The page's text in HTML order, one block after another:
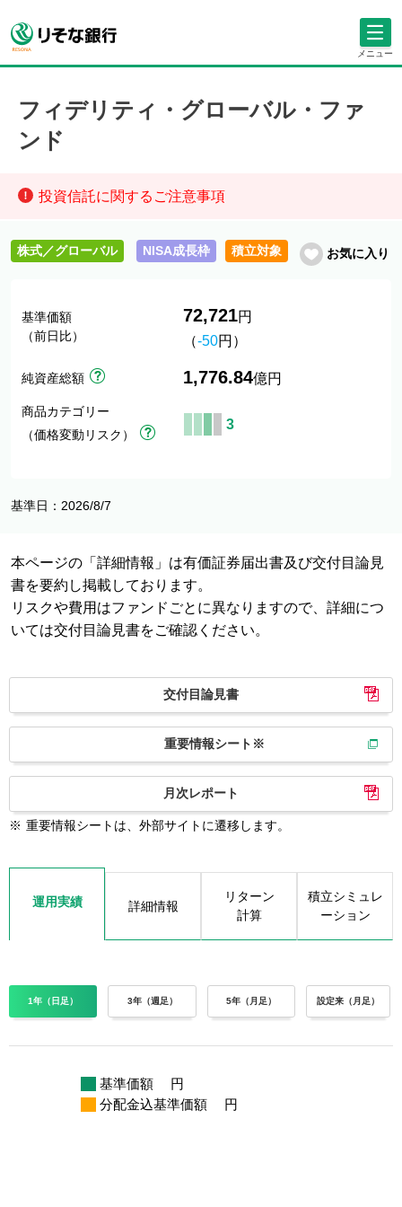
メニュー
フィデリティ・グローバル・ファ
ンド
投資信託に関するご注意事項
株式／グローバル NISA成長枠 積立対象 お気に入り
基準価額
（前日比）
72,721円
（-50円）
純資産総額 1,776.84億円
商品カテゴリー
（価格変動リスク）
3
基準日：2026/8/7
本ページの「詳細情報」は有価証券届出書及び交付目論見
書を要約し掲載しております。
リスクや費用はファンドごとに異なりますので、詳細につ
いては交付目論見書をご確認ください。
交付目論見書
重要情報シート※
月次レポート
※ 重要情報シートは、外部サイトに遷移します。
運用実績 詳細情報
リターン
計算
積立シミュレ
ーション
1年（日足） 3年（週足） 5年（月足） 設定来（月足）
基準価額
円
分配金込基準価額
円